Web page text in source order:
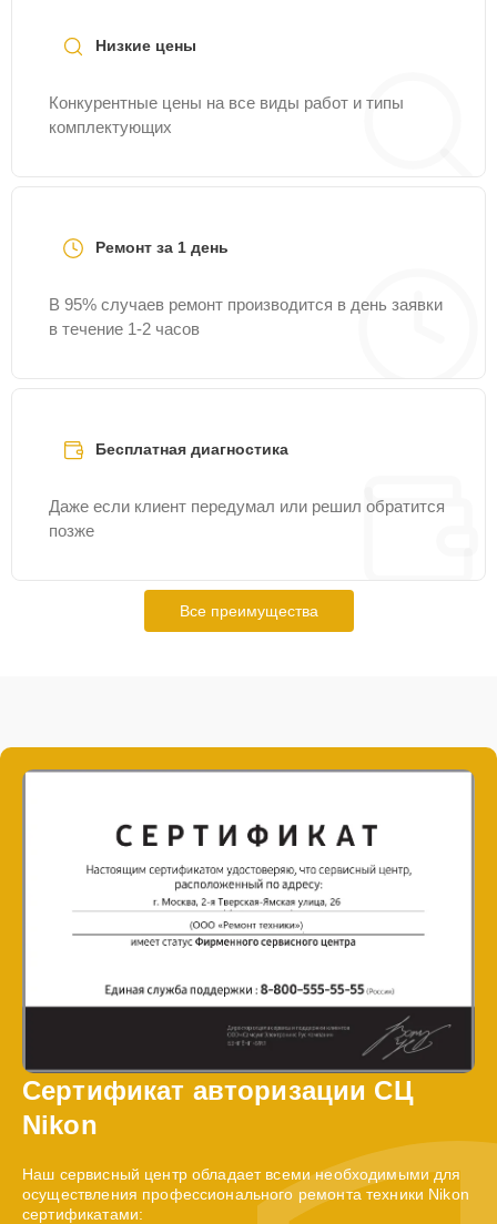
Низкие цены
Конкурентные цены на все виды работ и типы
комплектующих
Ремонт за 1 день
В 95% случаев ремонт производится в день заявки
в течение 1-2 часов
Бесплатная диагностика
Даже если клиент передумал или решил обратится
позже
Все преимущества
Сертификат авторизации СЦ
Nikon
Наш сервисный центр обладает всеми необходимыми для
осуществления профессионального ремонта техники Nikon
сертификатами: